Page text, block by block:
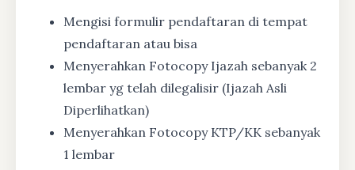
Mengisi formulir pendaftaran di tempat
pendaftaran atau bisa
Menyerahkan Fotocopy Ijazah sebanyak 2
lembar yg telah dilegalisir (Ijazah Asli
Diperlihatkan)
Menyerahkan Fotocopy KTP/KK sebanyak
1 lembar